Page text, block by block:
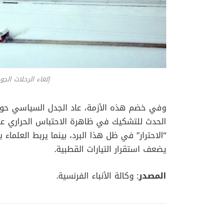
إلغاء الرحلات
وفي خضم هذه الأزمة، عاد الجدل السياسي
الحدث للتشكيك في ظاهرة الاحتباس
“الاحترار” في ظل هذا البرد، بينما يربط
يضعف استقرار التيارات القطبية.
المصدر: وكالة الأنباء الفرنسية.